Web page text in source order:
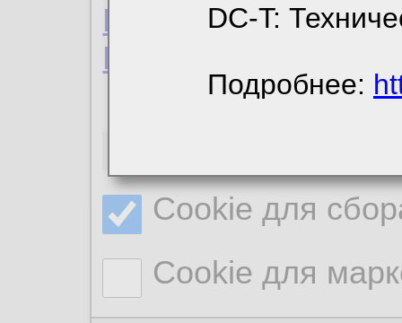
DC-T:
Подробнее:
Пользовательское
Политика
Cookie для
Cookie для